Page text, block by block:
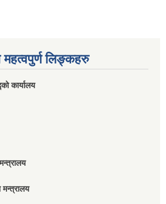
महत्वपुर्ण लिङ्कहरु
कार्यालय
मन्त्रालय